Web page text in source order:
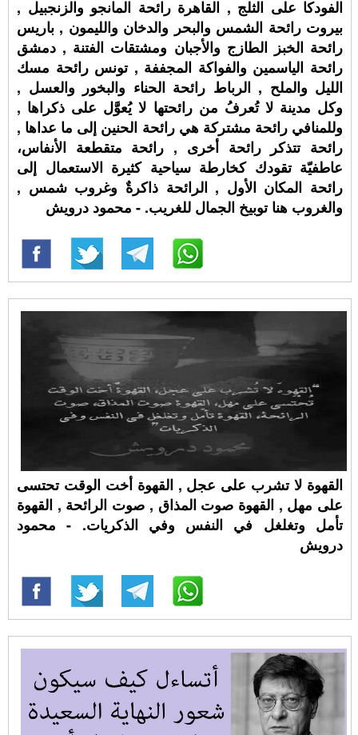
الفودكا على الثلج , القاهرة رائحة المانجو والزنجبيل ,
بيروت رائحة الشمس والبحر والدخان والليمون , باريس
رائحة الخبز الطازج والأجبان ومشتقات الفتنة , دمشق
رائحة الياسمين والفواكة المجففة , تونس رائحة مسك
الليل والملح , الرباط رائحة الحناء والبخور والعسل ,
وكل مدينة لا تُعرفُ من رائحتها لا يُعوَّل على ذكراها ,
وللمنافي رائحة مشتركة هي رائحة الحنين إلى ما عداها ,
رائحة تتذكر رائحة أخرى , رائحة متقطعة الأنفاس،
عاطفيّة تقودك كخارطة سياحية كثيرة الاستعمال إلى
رائحة المكان الأول , الرائحة ذاكرةٌ وغروب شمس ,
والغروب هنا توبيخ الجمال للغريب. - محمود درويش
القهوة لا تشرب على عجل , القهوة أخت الوقت تحتسى
على مهل , القهوة صوت المذاق , صوت الرائحة , القهوة
تأمل وتغلغل في النفس وفي الذكريات. - محمود
درويش